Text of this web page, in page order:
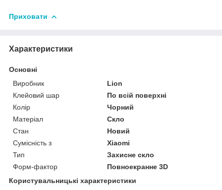
Приховати
Характеристики
Основні
Виробник
Lion
Клейовий шар
По всій поверхні
Колір
Чорний
Матеріал
Скло
Стан
Новий
Сумісність з
Xiaomi
Тип
Захисне скло
Форм-фактор
Повноекранне 3D
Користувальницькі характеристики